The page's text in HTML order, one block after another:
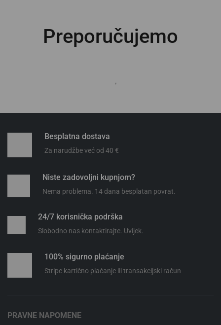
Preporučujemo
Besplatna dostava
Za narudžbe već od 40 €
Niste zadovoljni kupnjom?
Nema problema. 14 dana besplatan povrat.
24/7 korisnička podrška
Slobodno nas kontaktirajte. Uvijek.
100% sigurno plaćanje
Stripe kartično plaćanje ili transakcijski račun
PRAVNE NAPOMENE